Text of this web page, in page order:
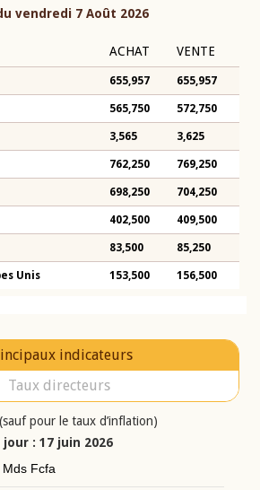
vendredi 7 Août 2026
ACHAT VENTE
655,957 655,957
565,750 572,750
3,565 3,625
762,250 769,250
698,250 704,250
402,500 409,500
83,500 85,250
Unis 153,500 156,500
indicateurs
Taux directeurs
pour le taux d’inflation)
: 17 juin 2026
Fcfa